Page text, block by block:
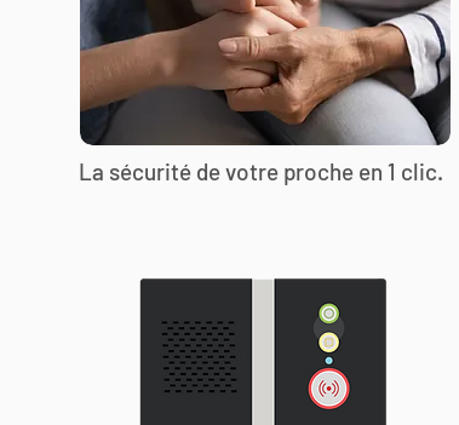
La sécurité de votre proche en 1 clic.